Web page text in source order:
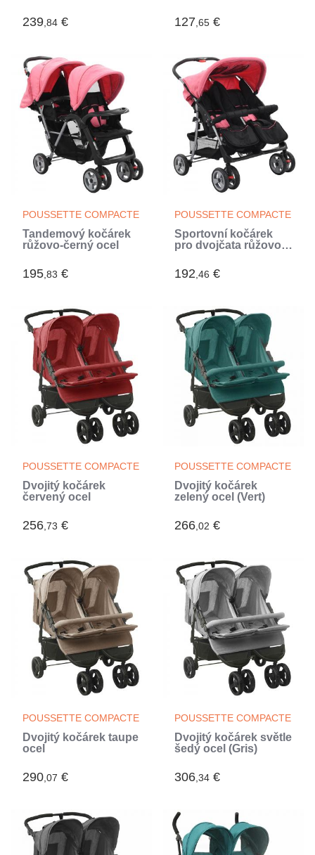
239,84 € 127,65 €
POUSSETTE COMPACTE
Tandemový kočárek
růžovo-černý ocel
195,83 €
POUSSETTE COMPACTE
Sportovní kočárek
pro dvojčata růžovo-
192,46 €
POUSSETTE COMPACTE
Dvojitý kočárek
červený ocel
256,73 €
POUSSETTE COMPACTE
Dvojitý kočárek
zelený ocel (Vert)
266,02 €
POUSSETTE COMPACTE
Dvojitý kočárek taupe
ocel
290,07 €
POUSSETTE COMPACTE
Dvojitý kočárek světle
šedý ocel (Gris)
306,34 €